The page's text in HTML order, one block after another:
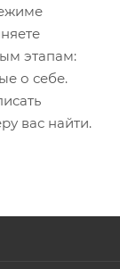
этапам:
о себе.
вас найти.